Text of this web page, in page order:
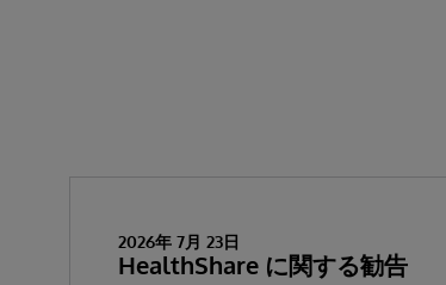
2026年 7月 23日
HealthShare に関する勧告